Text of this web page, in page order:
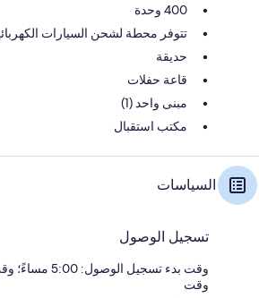
400 وحدة
تتوفر محطة لشحن السيارات
حديقة
قاعة حفلات
مبنى واحد (1)
مكتب استقبال
السياسات
تسجيل الوصول
وقت بدء تسجيل
وقت